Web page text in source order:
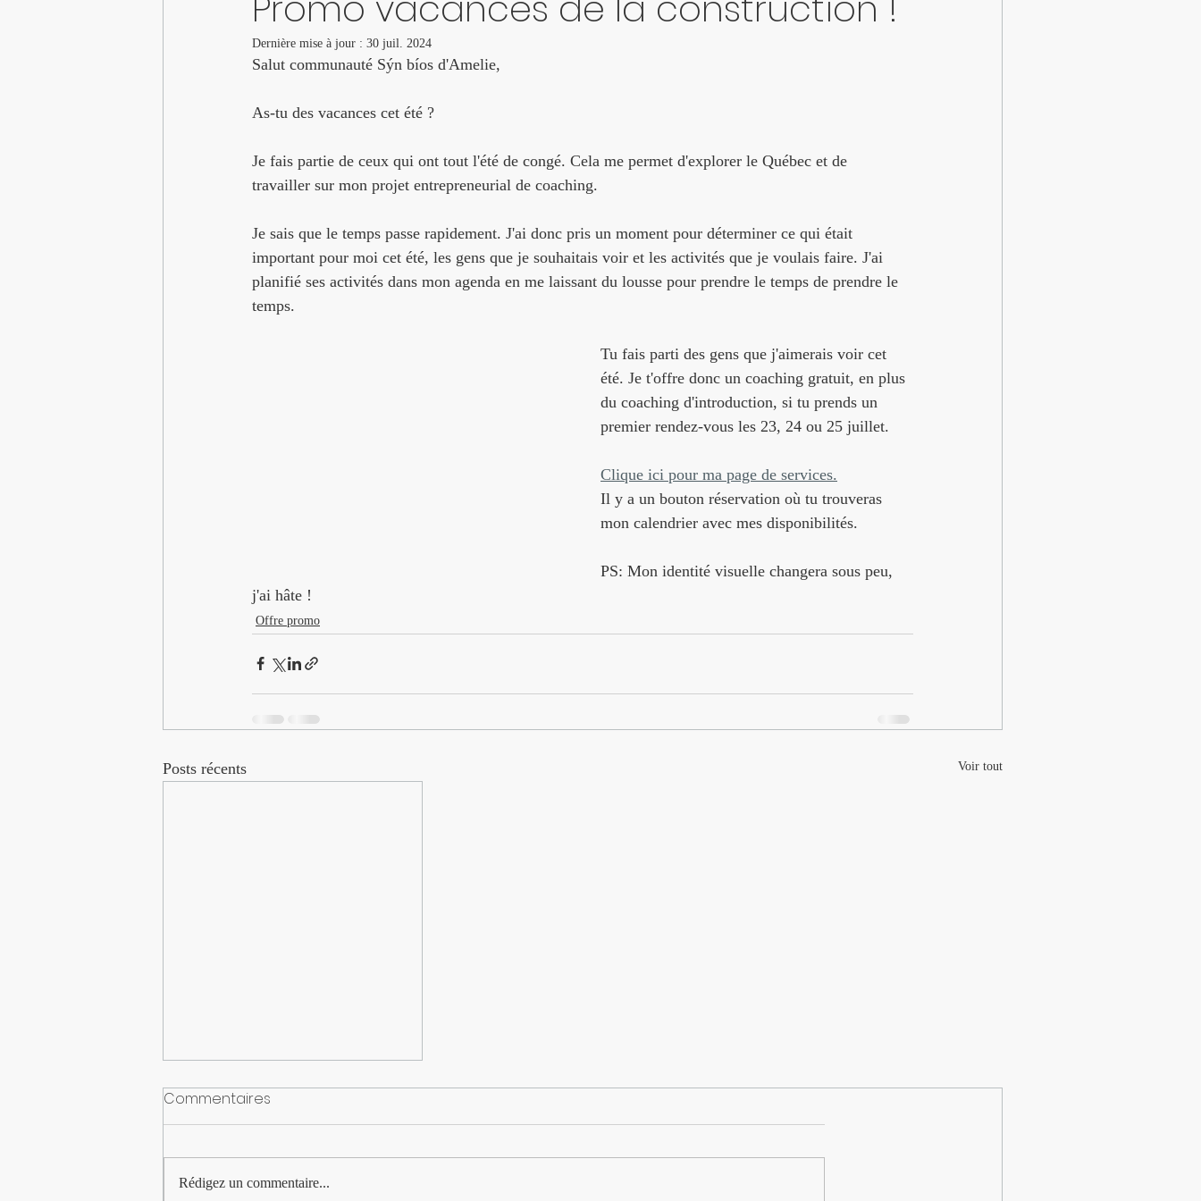
Dernière mise à jour : 30 juil. 2024
Salut communauté Sýn bíos d'Amelie,
As-tu des vacances cet été ?
Je fais partie de ceux qui ont tout l'été de congé. Cela me permet d'explorer le Québec et de
travailler sur mon projet entrepreneurial de coaching.
Je sais que le temps passe rapidement. J'ai donc pris un moment pour déterminer ce qui était
important pour moi cet été, les gens que je souhaitais voir et les activités que je voulais faire. J'ai
planifié ses activités dans mon agenda en me laissant du lousse pour prendre le temps de prendre le
temps.
Tu fais parti des gens que j'aimerais voir cet
été. Je t'offre donc un coaching gratuit, en plus
du coaching d'introduction, si tu prends un
premier rendez-vous les 23, 24 ou 25 juillet.
Clique ici pour ma page de services.
Il y a un bouton réservation où tu trouveras
mon calendrier avec mes disponibilités.
PS: Mon identité visuelle changera sous peu,
j'ai hâte !
Offre promo
Posts récents Voir tout
Commentaires
Rédigez un commentaire...